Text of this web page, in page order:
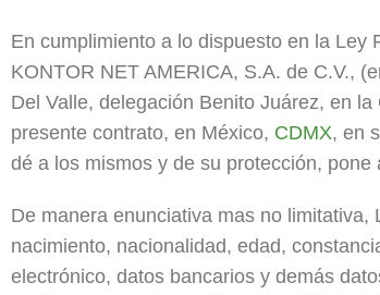
En cumplimiento a lo dispuesto en la Ley
KONTOR NET AMERICA, S.A. de C.V.,
Del Valle, delegación Benito Juárez, en
presente contrato, en México, CDMX, en
dé a los mismos y de su protección,
De manera enunciativa mas no limitativa,
nacimiento, nacionalidad, edad,
electrónico, datos bancarios y demás